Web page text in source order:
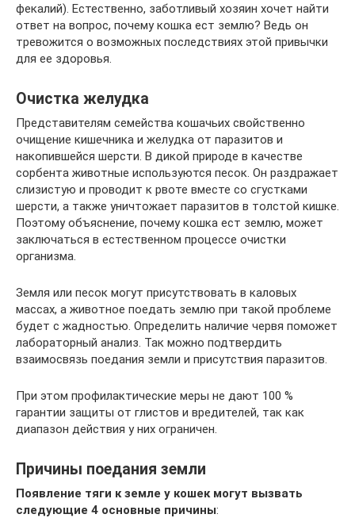
фекалий). Естественно, заботливый хозяин хочет найти
ответ на вопрос, почему кошка ест землю? Ведь он
тревожится о возможных последствиях этой привычки
для ее здоровья.
Очистка желудка
Представителям семейства кошачьих свойственно
очищение кишечника и желудка от паразитов и
накопившейся шерсти. В дикой природе в качестве
сорбента животные используются песок. Он раздражает
слизистую и проводит к рвоте вместе со сгустками
шерсти, а также уничтожает паразитов в толстой кишке.
Поэтому объяснение, почему кошка ест землю, может
заключаться в естественном процессе очистки
организма.
Земля или песок могут присутствовать в каловых
массах, а животное поедать землю при такой проблеме
будет с жадностью. Определить наличие червя поможет
лабораторный анализ. Так можно подтвердить
взаимосвязь поедания земли и присутствия паразитов.
При этом профилактические меры не дают 100 %
гарантии защиты от глистов и вредителей, так как
диапазон действия у них ограничен.
Причины поедания земли
Появление тяги к земле у кошек могут вызвать
следующие 4 основные причины: